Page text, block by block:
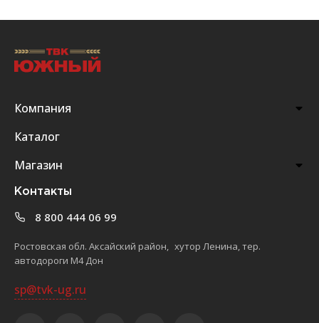
Компания
Каталог
Магазин
Контакты
8 800 444 06 99
Ростовская обл. Аксайский район, хутор Ленина, тер.
автодороги М4 Дон
sp@tvk-ug.ru